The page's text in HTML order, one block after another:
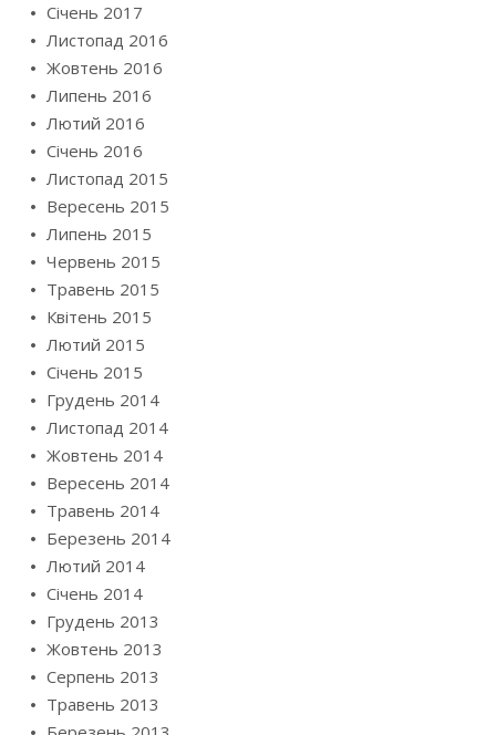
Січень 2017
Листопад 2016
Жовтень 2016
Липень 2016
Лютий 2016
Січень 2016
Листопад 2015
Вересень 2015
Липень 2015
Червень 2015
Травень 2015
Квітень 2015
Лютий 2015
Січень 2015
Грудень 2014
Листопад 2014
Жовтень 2014
Вересень 2014
Травень 2014
Березень 2014
Лютий 2014
Січень 2014
Грудень 2013
Жовтень 2013
Серпень 2013
Травень 2013